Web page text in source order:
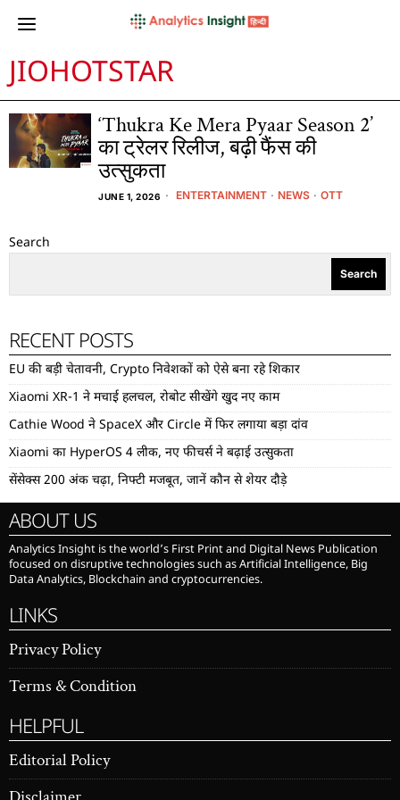
JIOHOTSTAR
‘Thukra Ke Mera Pyaar Season 2’
का ट्रेलर रिलीज, बढ़ी फैंस की
उत्सुकता
JUNE 1, 2026 ENTERTAINMENT · NEWS · OTT
Search
Search
RECENT POSTS
EU की बड़ी चेतावनी, Crypto निवेशकों को ऐसे बना रहे शिकार
Xiaomi XR-1 ने मचाई हलचल, रोबोट सीखेंगे खुद नए काम
Cathie Wood ने SpaceX और Circle में फिर लगाया बड़ा दांव
Xiaomi का HyperOS 4 लीक, नए फीचर्स ने बढ़ाई उत्सुकता
सेंसेक्स 200 अंक चढ़ा, निफ्टी मजबूत, जानें कौन से शेयर दौड़े
ABOUT US
Analytics Insight is the world’s First Print and Digital News Publication
focused on disruptive technologies such as Artificial Intelligence, Big
Data Analytics, Blockchain and cryptocurrencies.
LINKS
Privacy Policy
Terms & Condition
HELPFUL
Editorial Policy